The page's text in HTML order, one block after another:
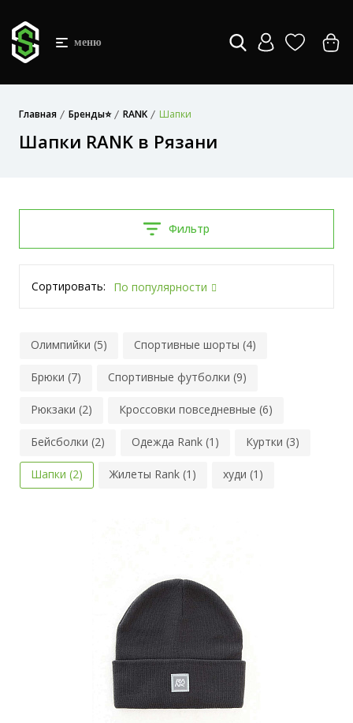
меню
Главная Бренды⭐ RANK Шапки
Шапки RANK в Рязани
Фильтр
Сортировать: По популярности
Олимпийки (5) Спортивные шорты (4)
Брюки (7) Спортивные футболки (9)
Рюкзаки (2) Кроссовки повседневные (6)
Бейсболки (2) Одежда Rank (1) Куртки (3)
Шапки (2) Жилеты Rank (1) худи (1)